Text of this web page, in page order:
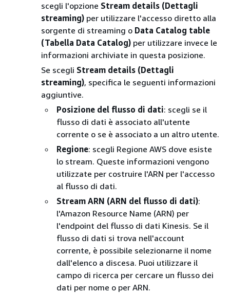
scegli l'opzione Stream details (Dettagli
streaming) per utilizzare l'accesso diretto alla
sorgente di streaming o Data Catalog table
(Tabella Data Catalog) per utilizzare invece le
informazioni archiviate in questa posizione.
Se scegli Stream details (Dettagli
streaming), specifica le seguenti informazioni
aggiuntive.
Posizione del flusso di dati: scegli se il
flusso di dati è associato all'utente
corrente o se è associato a un altro utente.
Regione: scegli Regione AWS dove esiste
lo stream. Queste informazioni vengono
utilizzate per costruire l'ARN per l'accesso
al flusso di dati.
Stream ARN (ARN del flusso di dati):
l'Amazon Resource Name (ARN) per
l'endpoint del flusso di dati Kinesis. Se il
flusso di dati si trova nell'account
corrente, è possibile selezionarne il nome
dall'elenco a discesa. Puoi utilizzare il
campo di ricerca per cercare un flusso dei
dati per nome o per ARN.